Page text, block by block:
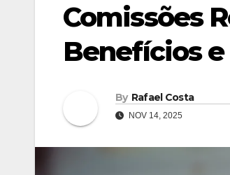
Comissões
Benefícios
By Rafael Costa
NOV 14, 2025